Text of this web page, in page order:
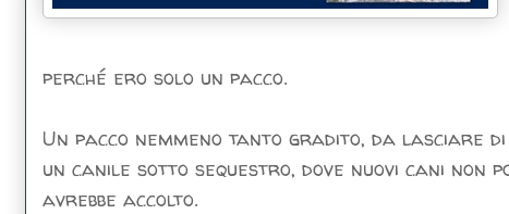
perché ero solo un pacco.
Un pacco nemmeno tanto gradito, da
un canile sotto sequestro, dove nuovi cani non
avrebbe accolto.